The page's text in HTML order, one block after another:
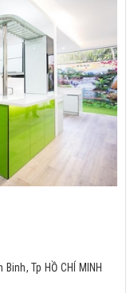
Tp HỒ CHÍ MINH